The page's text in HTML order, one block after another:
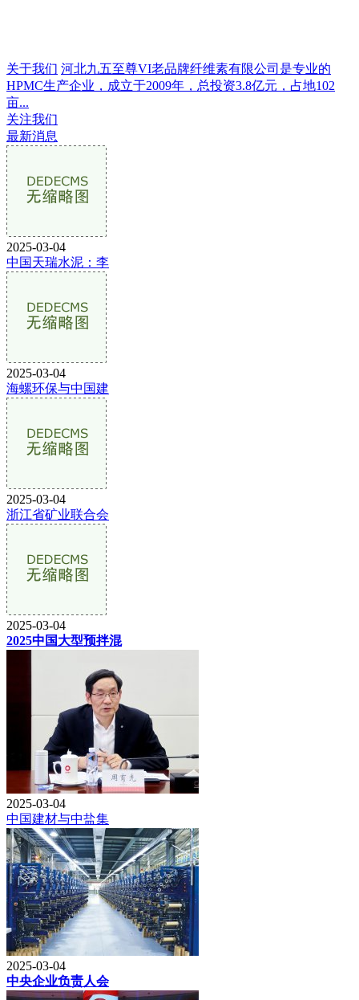
关于我们 河北九五至尊VI老品牌纤维素有限公司是专业的
HPMC生产企业，成立于2009年，总投资3.8亿元，占地102
亩...
关注我们
最新消息
2025-03-04
中国天瑞水泥：李
2025-03-04
海螺环保与中国建
2025-03-04
浙江省矿业联合会
2025-03-04
2025中国大型预拌混
2025-03-04
中国建材与中盐集
2025-03-04
中央企业负责人会